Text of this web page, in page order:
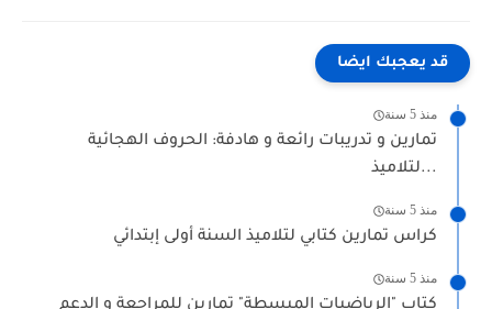
قد يعجبك ايضا
منذ 5 سنة
تمارين و تدريبات رائعة و هادفة: الحروف الهجائية
لتلاميذ...
منذ 5 سنة
كراس تمارين كتابي لتلاميذ السنة أولى إبتدائي
منذ 5 سنة